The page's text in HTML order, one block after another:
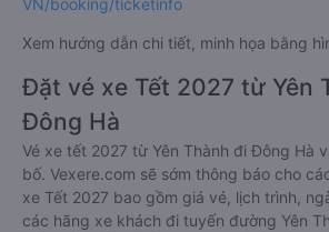
Xem hướng dẫn chi tiết, minh họa bằng
Đặt vé xe Tết 2027 từ Yên
Đông Hà
Vé xe tết 2027 từ Yên Thành đi Đông Hà
bố. Vexere.com sẽ sớm thông báo cho
xe Tết 2027 bao gồm giá vé, lịch trình,
các hãng xe khách đi tuyến đường Yên